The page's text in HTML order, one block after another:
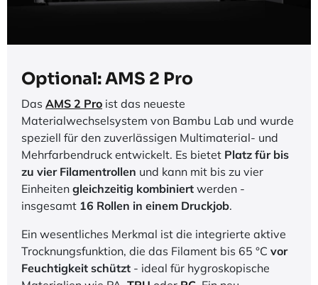
Optional: AMS 2 Pro
DasAMS 2 Proist das neueste
Materialwechselsystem von Bambu Lab und wurde